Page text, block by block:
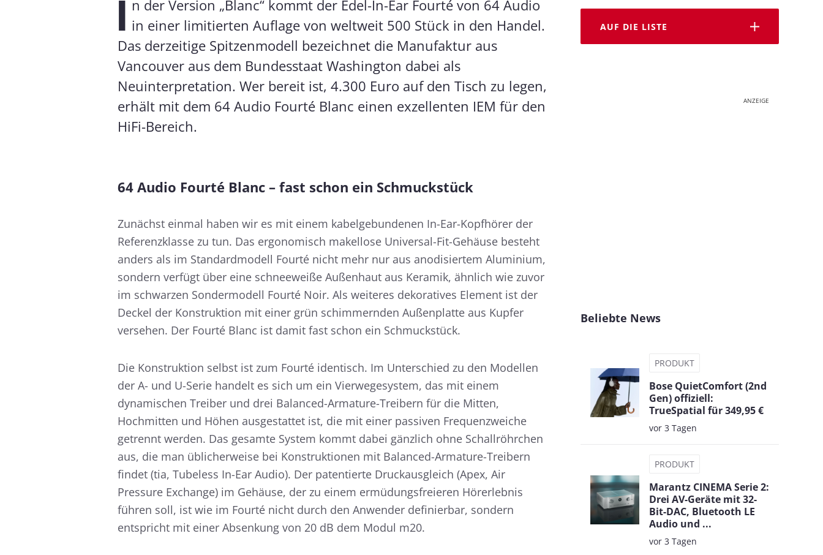
I n der Version „Blanc“ kommt der Edel-In-Ear Fourté von 64 Audio
in einer limitierten Auflage von weltweit 500 Stück in den Handel.
Das derzeitige Spitzenmodell bezeichnet die Manufaktur aus
Vancouver aus dem Bundesstaat Washington dabei als
Neuinterpretation. Wer bereit ist, 4.300 Euro auf den Tisch zu legen,
erhält mit dem 64 Audio Fourté Blanc einen exzellenten IEM für den
HiFi-Bereich.
64 Audio Fourté Blanc – fast schon ein Schmuckstück
Zunächst einmal haben wir es mit einem kabelgebundenen In-Ear-Kopfhörer der
Referenzklasse zu tun. Das ergonomisch makellose Universal-Fit-Gehäuse besteht
anders als im Standardmodell Fourté nicht mehr nur aus anodisiertem Aluminium,
sondern verfügt über eine schneeweiße Außenhaut aus Keramik, ähnlich wie zuvor
im schwarzen Sondermodell Fourté Noir. Als weiteres dekoratives Element ist der
Deckel der Konstruktion mit einer grün schimmernden Außenplatte aus Kupfer
versehen. Der Fourté Blanc ist damit fast schon ein Schmuckstück.
Die Konstruktion selbst ist zum Fourté identisch. Im Unterschied zu den Modellen
der A- und U-Serie handelt es sich um ein Vierwegesystem, das mit einem
dynamischen Treiber und drei Balanced-Armature-Treibern für die Mitten,
Hochmitten und Höhen ausgestattet ist, die mit einer passiven Frequenzweiche
getrennt werden. Das gesamte System kommt dabei gänzlich ohne Schallröhrchen
aus, die man üblicherweise bei Konstruktionen mit Balanced-Armature-Treibern
findet (tia, Tubeless In-Ear Audio). Der patentierte Druckausgleich (Apex, Air
Pressure Exchange) im Gehäuse, der zu einem ermüdungsfreieren Hörerlebnis
führen soll, ist wie im Fourté nicht durch den Anwender definierbar, sondern
entspricht mit einer Absenkung von 20 dB dem Modul m20.
AUF DIE LISTE
ANZEIGE
Beliebte News
PRODUKT
Bose QuietComfort (2nd
Gen) offiziell:
TrueSpatial für 349,95 €
vor 3 Tagen
PRODUKT
Marantz CINEMA Serie 2:
Drei AV-Geräte mit 32-
Bit-DAC, Bluetooth LE
Audio und ...
vor 3 Tagen